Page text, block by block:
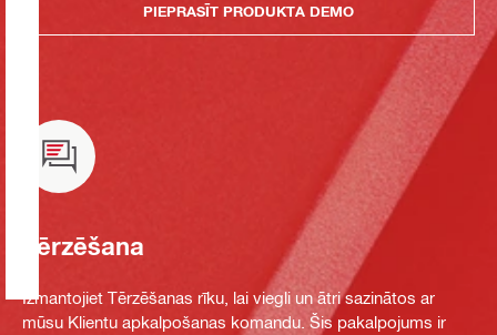
PIEPRASĪT PRODUKTA DEMO
Tērzēšana
Izmantojiet Tērzēšanas rīku, lai viegli un ātri sazinātos ar
mūsu Klientu apkalpošanas komandu. Šis pakalpojums ir